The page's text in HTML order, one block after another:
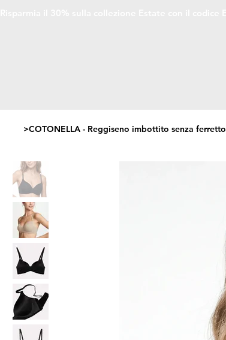
>COTONELLA - Reggiseno imbottito senza ferretto